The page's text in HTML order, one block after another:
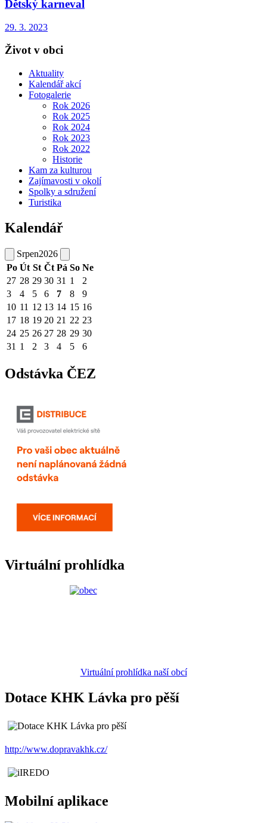
Dětský karneval
29. 3. 2023
Život v obci
Aktuality
Kalendář akcí
Fotogalerie
Rok 2026
Rok 2025
Rok 2024
Rok 2023
Rok 2022
Historie
Kam za kulturou
Zajímavosti v okolí
Spolky a sdružení
Turistika
Kalendář
Srpen2026
Po Út St Čt Pá So Ne
27 28 29 30 31 1
2
3
4 5 6 7 8
9
10 11 12 13 14 15 16
17 18 19 20 21 22 23
24 25 26 27 28 29 30
31 1 2 3 4 5 6
Odstávka ČEZ
Virtuální prohlídka
Virtuální prohlídka naší obcí
Dotace KHK Lávka pro pěší
http://www.dopravakhk.cz/
Mobilní aplikace